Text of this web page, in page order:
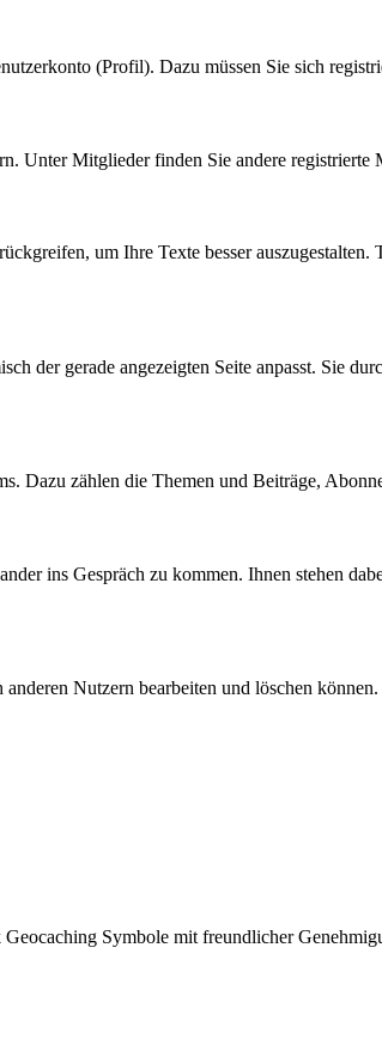
(Profil). Dazu müssen Sie sich
Unter Mitglieder finden Sie andere
um Ihre Texte besser
der gerade angezeigten Seite anpasst. Sie
Dazu zählen die Themen und Beiträge,
ins Gespräch zu kommen. Ihnen stehen
Nutzern bearbeiten und löschen
Symbole mit freundlicher